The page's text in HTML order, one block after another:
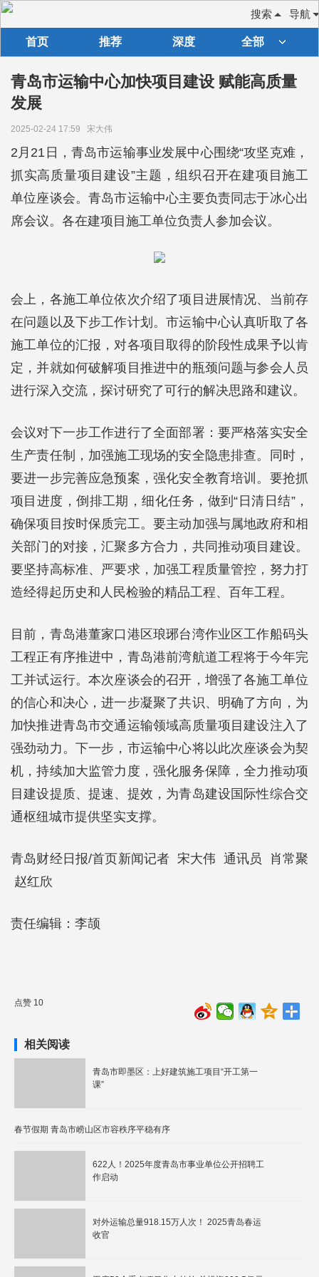
导航
搜索
首页 推荐 深度 全部
青岛市运输中心加快项目建设 赋能高质量
发展
2025-02-24 17:59 宋大伟
2月21日，青岛市运输事业发展中心围绕“攻坚克难，
抓实高质量项目建设”主题，组织召开在建项目施工
单位座谈会。青岛市运输中心主要负责同志于冰心出
席会议。各在建项目施工单位负责人参加会议。
会上，各施工单位依次介绍了项目进展情况、当前存
在问题以及下步工作计划。市运输中心认真听取了各
施工单位的汇报，对各项目取得的阶段性成果予以肯
定，并就如何破解项目推进中的瓶颈问题与参会人员
进行深入交流，探讨研究了可行的解决思路和建议。
会议对下一步工作进行了全面部署：要严格落实安全
生产责任制，加强施工现场的安全隐患排查。同时，
要进一步完善应急预案，强化安全教育培训。要抢抓
项目进度，倒排工期，细化任务，做到“日清日结”，
确保项目按时保质完工。要主动加强与属地政府和相
关部门的对接，汇聚多方合力，共同推动项目建设。
要坚持高标准、严要求，加强工程质量管控，努力打
造经得起历史和人民检验的精品工程、百年工程。
目前，青岛港董家口港区琅琊台湾作业区工作船码头
工程正有序推进中，青岛港前湾航道工程将于今年完
工并试运行。本次座谈会的召开，增强了各施工单位
的信心和决心，进一步凝聚了共识、明确了方向，为
加快推进青岛市交通运输领域高质量项目建设注入了
强劲动力。下一步，市运输中心将以此次座谈会为契
机，持续加大监管力度，强化服务保障，全力推动项
目建设提质、提速、提效，为青岛建设国际性综合交
通枢纽城市提供坚实支撑。
青岛财经日报/首页新闻记者 宋大伟 通讯员 肖常聚
赵红欣
责任编辑：李颉
点赞 10
相关阅读
青岛市即墨区：上好建筑施工项目“开工第一
课”
春节假期 青岛市崂山区市容秩序平稳有序
622人！2025年度青岛市事业单位公开招聘工
作启动
对外运输总量918.15万人次！ 2025青岛春运
收官